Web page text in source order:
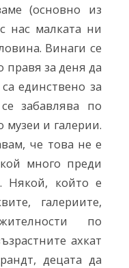
(основно из
нас малката ни
Винаги се
правя за деня да
единствено за
забавлява по
музеи и галерии.
че това не е
много преди
Някой, който е
галериите,
по
ахкат
децата да